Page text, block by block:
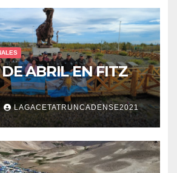
ABRIL EN FITZ
LAGACETATRUNCADENSE2021